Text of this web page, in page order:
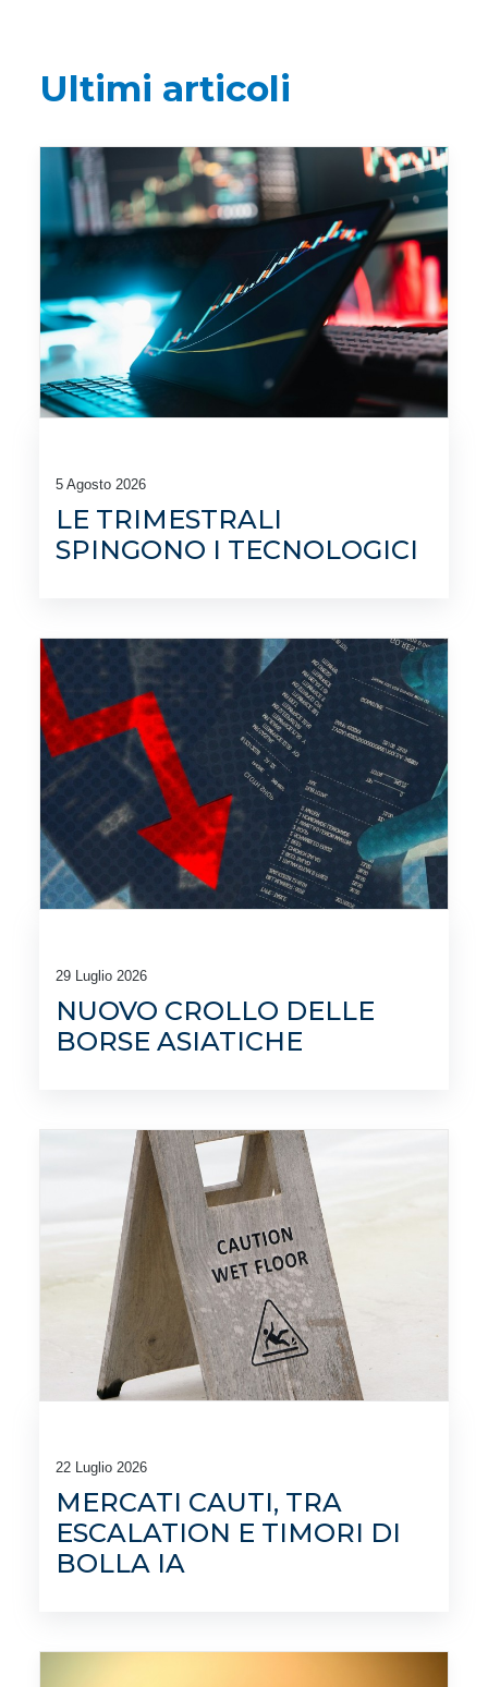
Ultimi articoli
5 Agosto 2026
LE TRIMESTRALI
SPINGONO I TECNOLOGICI
29 Luglio 2026
NUOVO CROLLO DELLE
BORSE ASIATICHE
22 Luglio 2026
MERCATI CAUTI, TRA
ESCALATION E TIMORI DI
BOLLA IA